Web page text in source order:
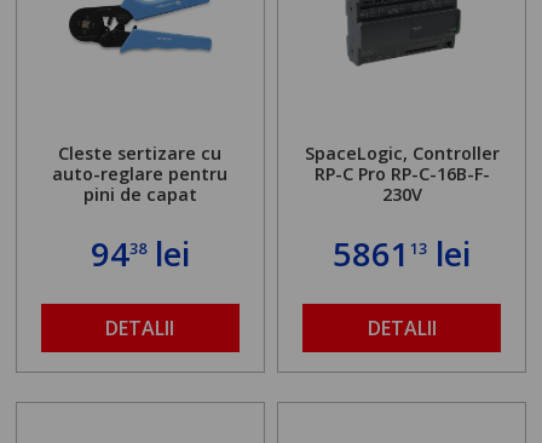
Cleste sertizare cu
auto-reglare pentru
pini de capat
9438lei
DETALII
SpaceLogic, Controller
RP-C Pro RP-C-16B-F-
230V
586113 lei
DETALII